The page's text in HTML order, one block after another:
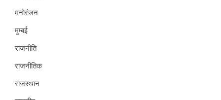
मनोरंजन
मुम्बई
राजनीति
राजनीतिक
राजस्थान